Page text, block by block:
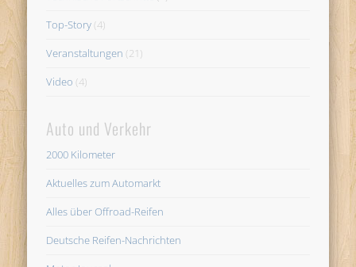
Top-Story (4)
Veranstaltungen (21)
Video (4)
Auto und Verkehr
2000 Kilometer
Aktuelles zum Automarkt
Alles über Offroad-Reifen
Deutsche Reifen-Nachrichten